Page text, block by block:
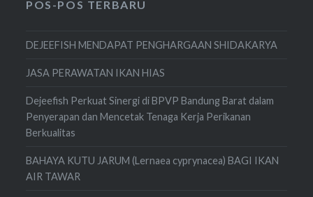
POS-POS TERBARU
DEJEEFISH MENDAPAT PENGHARGAAN SHIDAKARYA
JASA PERAWATAN IKAN HIAS
Dejeefish Perkuat Sinergi di BPVP Bandung Barat dalam
Penyerapan dan Mencetak Tenaga Kerja Perikanan
Berkualitas
BAHAYA KUTU JARUM (Lernaea cyprynacea) BAGI IKAN
AIR TAWAR